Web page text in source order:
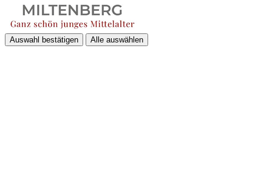
Auswahl bestätigen Alle auswählen